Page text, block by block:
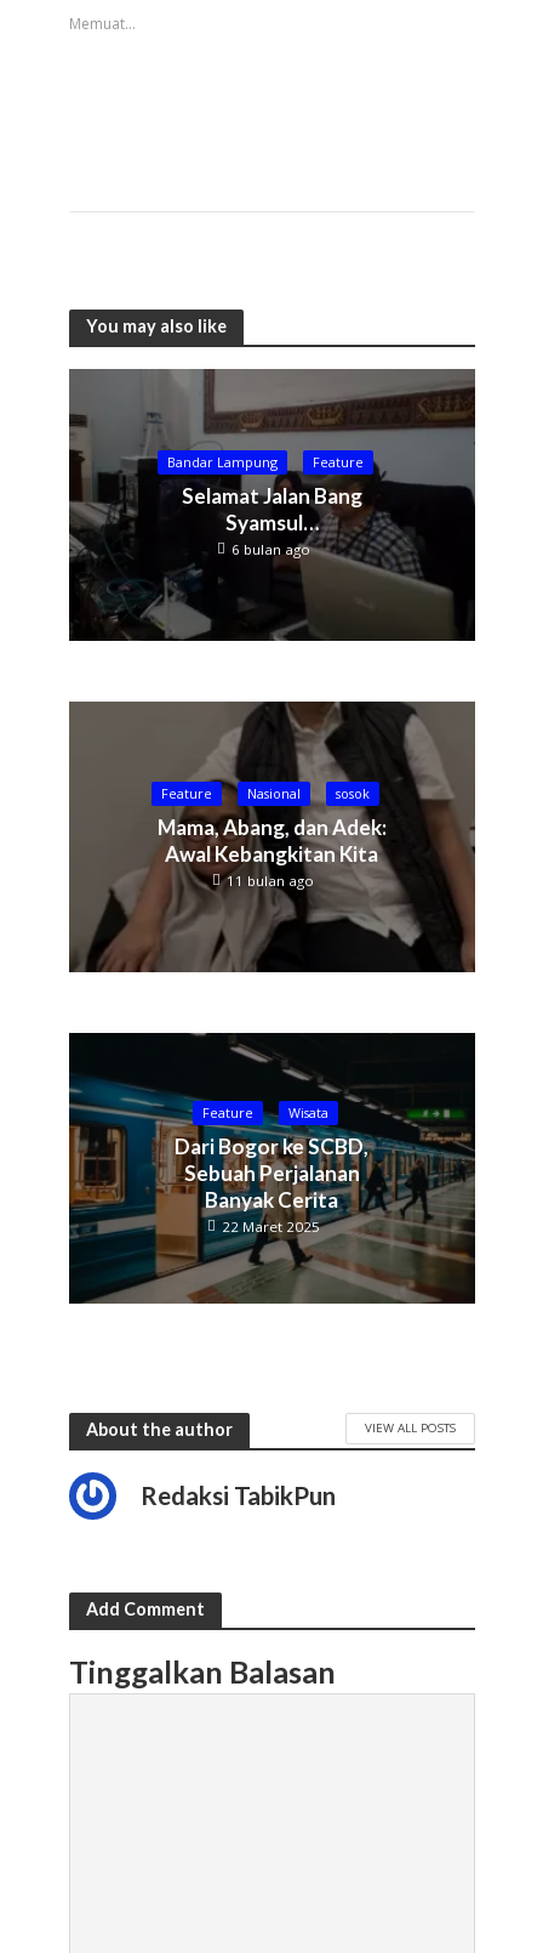
Memuat...
You may also like
Bandar Lampung Feature
Selamat Jalan Bang
Syamsul…
6 bulan ago
Feature Nasional sosok
Mama, Abang, dan Adek:
Awal Kebangkitan Kita
11 bulan ago
Feature Wisata
Dari Bogor ke SCBD,
Sebuah Perjalanan
Banyak Cerita
22 Maret 2025
About the author VIEW ALL POSTS
Redaksi TabikPun
Add Comment
Tinggalkan Balasan